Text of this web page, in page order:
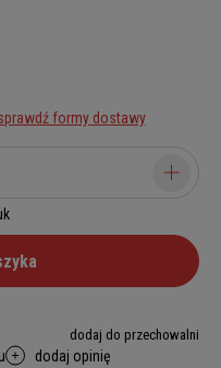
formy dostawy
dodaj do przechowalni
dodaj opinię